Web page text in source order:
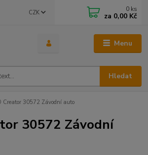
Menu
CZK
Hledat
0 ks
za 0,00 Kč
Creator 30572 Závodní auto
30572 Závodní